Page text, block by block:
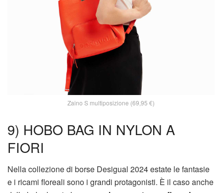
Zaino S multiposizione (69,95 €)
9) HOBO BAG IN NYLON A
FIORI
Nella collezione di borse Desigual 2024 estate le fantasie
e i ricami floreali sono i grandi protagonisti. È il caso anche